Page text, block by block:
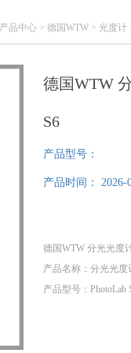
产品中心 > 德国WTW > 光度计
德国WTW
S6
产品型号：
产品时间： 2026-
德国WTW 分光光度
产品名称：分光光度
产品型号：PhotoLab